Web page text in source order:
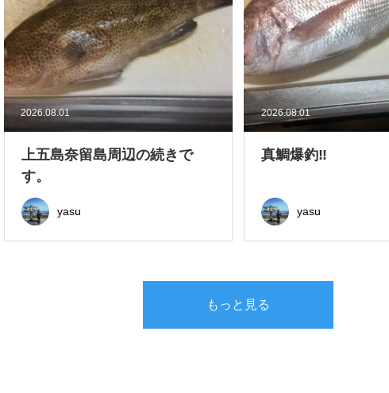
2026.08.01
上五島奈留島周辺の続きで
す。
yasu
2026.08.01
真鯛爆釣‼
yasu
もっと見る